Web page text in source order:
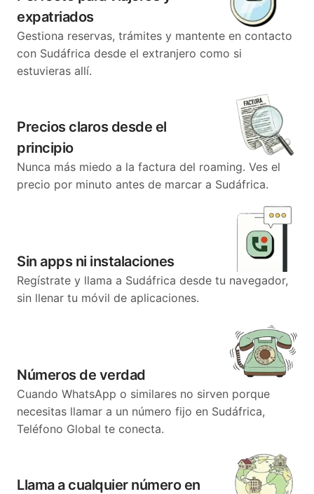
expatriados
Gestiona reservas, trámites y mantente en contacto
con Sudáfrica desde el extranjero como si
estuvieras allí.
Precios claros desde el
principio
Nunca más miedo a la factura del roaming. Ves el
precio por minuto antes de marcar a Sudáfrica.
Sin apps ni instalaciones
Regístrate y llama a Sudáfrica desde tu navegador,
sin llenar tu móvil de aplicaciones.
Números de verdad
Cuando WhatsApp o similares no sirven porque
necesitas llamar a un número fijo en Sudáfrica,
Teléfono Global te conecta.
Llama a cualquier número en